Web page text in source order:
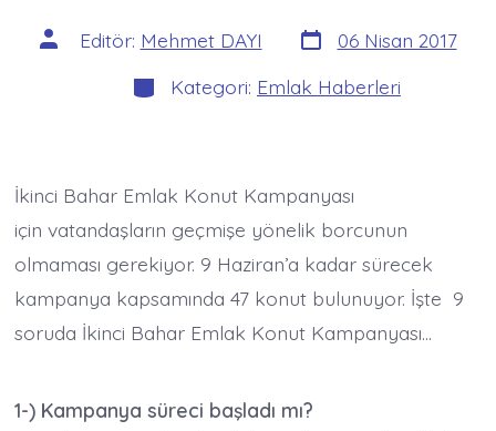
Yazının
yazarı
Editör: Mehmet DAYI Yazı
tarihi
06 Nisan 2017
Kategoriler
Kategori: Emlak Haberleri
İkinci Bahar Emlak Konut Kampanyası
için vatandaşların geçmişe yönelik borcunun
olmaması gerekiyor. 9 Haziran’a kadar sürecek
kampanya kapsamında 47 konut bulunuyor. İşte 9
soruda İkinci Bahar Emlak Konut Kampanyası…
1-) Kampanya süreci başladı mı?